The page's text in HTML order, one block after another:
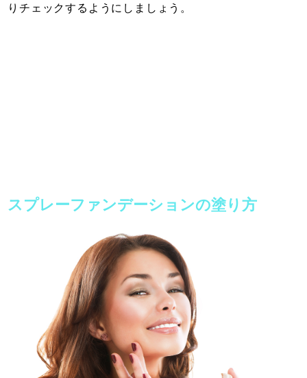
りチェックするようにしましょう。
スプレーファンデーションの塗り方